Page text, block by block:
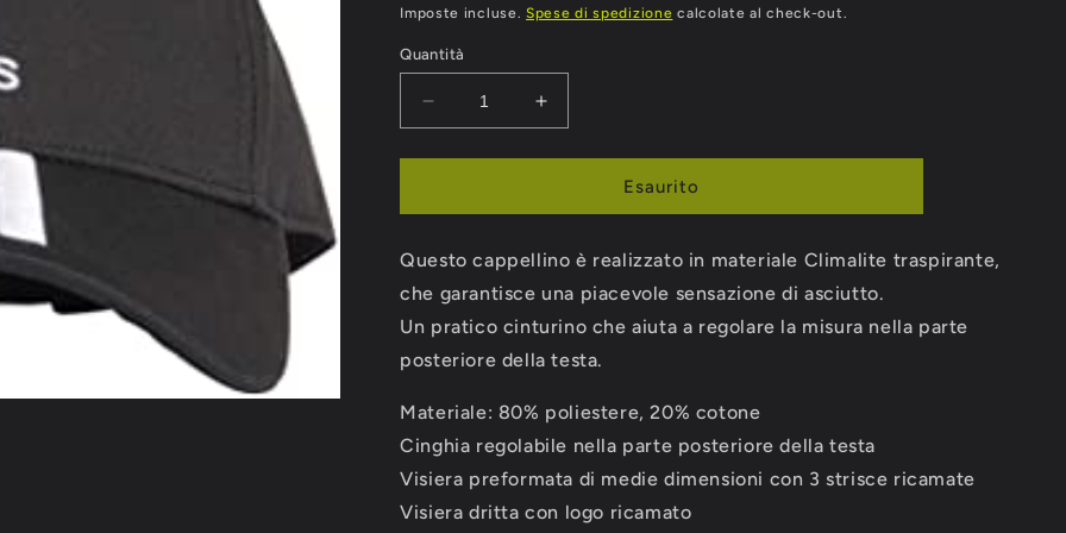
di
listino
Imposte incluse.Spese di spedizione calcolate al check-out.
Quantità
Diminuisci
quantità
per
ADIDAS
CAP
Aumenta
quantità
per
CAPPELLINO
ADIDAS
CAP
Esaurito
Questo cappellino è realizzato in materiale Climalite traspirante,
che garantisce una piacevole sensazione di asciutto.
Un pratico cinturino che aiuta a regolare la misura nella parte
posteriore della testa.
Materiale: 80% poliestere, 20% cotone
Cinghia regolabile nella parte posteriore della testa
Visiera preformata di medie dimensioni con 3 strisce ricamate
Visiera dritta con logo ricamato